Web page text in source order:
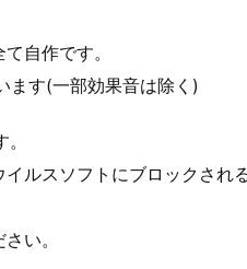
自作です。
ます(一部効果音は除く)
ルスソフトにブロックされ
い。